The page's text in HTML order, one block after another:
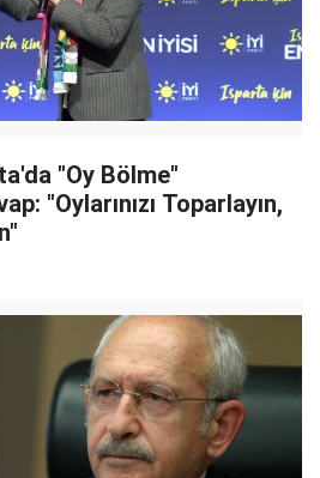
"Oy Bölme"
"Oylarınızı Toparlayın,